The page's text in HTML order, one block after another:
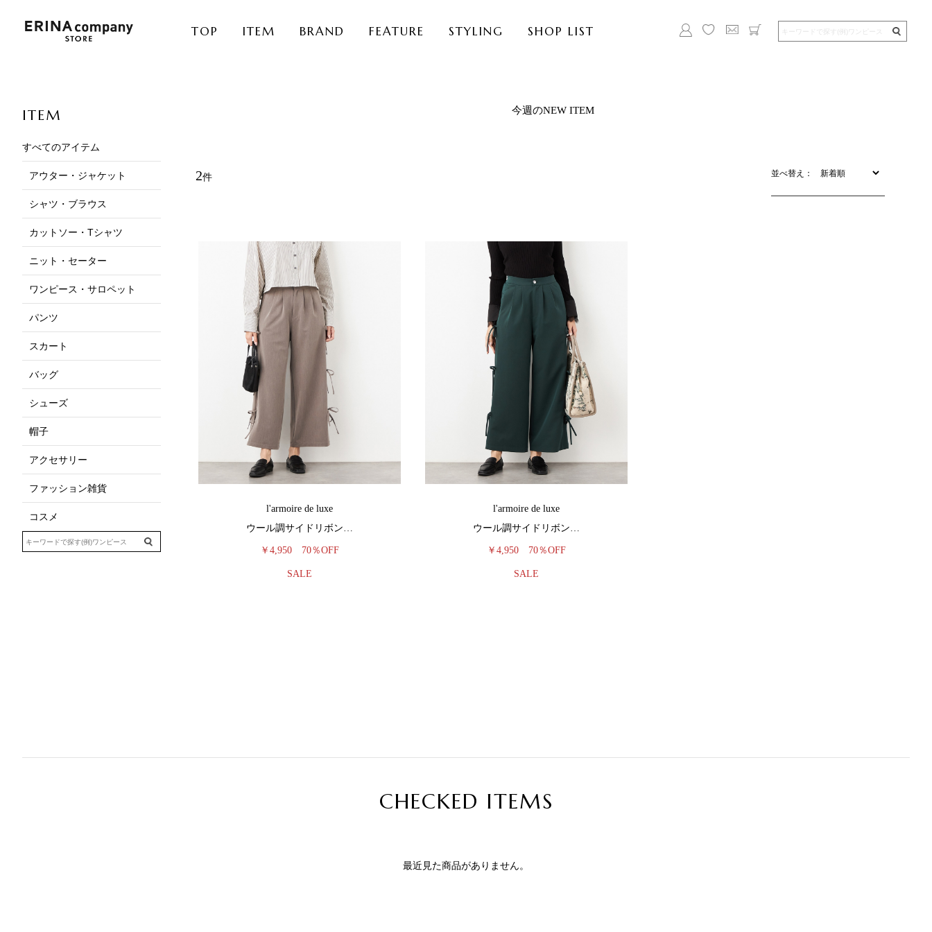
TOP ITEM BRAND FEATURE STYLING SHOP LIST
ITEM
すべてのアイテム
アウター・ジャケット
シャツ・ブラウス
カットソー・Tシャツ
ニット・セーター
ワンピース・サロペット
パンツ
スカート
バッグ
シューズ
帽子
アクセサリー
ファッション雑貨
コスメ
今週のNEW ITEM
2件 並べ替え：
l'armoire de luxe
ウール調サイドリボン…
￥4,950 70％OFF
SALE
l'armoire de luxe
ウール調サイドリボン…
￥4,950 70％OFF
SALE
CHECKED ITEMS
最近見た商品がありません。